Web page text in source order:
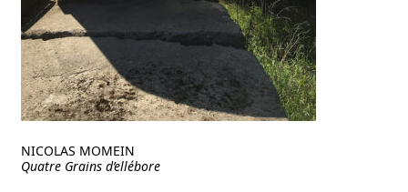
NICOLAS MOMEIN
Quatre Grains d’ellébore